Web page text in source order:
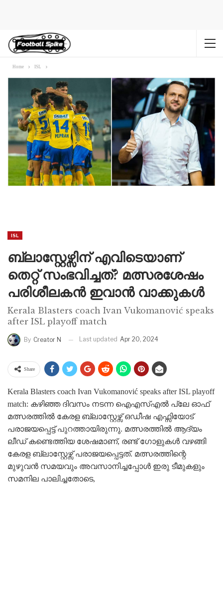
Home ISL
ISL
ബ്ലാസ്റ്റേഴ്സിന് എവിടെയാണ്
തെറ്റ് സംഭവിച്ചത്? മത്സരശേഷം
പരിശീലകൻ ഇവാൻ വാക്കുകൾ
Kerala Blasters coach Ivan Vukomanović speaks
after ISL playoff match
By Creator N Last updated Apr 20, 2024
Share
Kerala Blasters coach Ivan Vukomanović speaks after ISL playoff
match: കഴിഞ്ഞ ദിവസം നടന്ന ഐഎസ്എൽ പ്ലേ ഓഫ്
മത്സരത്തിൽ കേരള ബ്ലാസ്റ്റേഴ്സ് ഒഡീഷ എഫ്സിയോട്
പരാജയപ്പെട്ട് പുറത്തായിരുന്നു. മത്സരത്തിൽ ആദ്യം
ലീഡ് കണ്ടെത്തിയ ശേഷമാണ്, രണ്ട് ഗോളുകൾ വഴങ്ങി
കേരള ബ്ലാസ്റ്റേഴ്സ് പരാജയപ്പെട്ടത്. മത്സരത്തിന്റെ
മുഴുവൻ സമയവും അവസാനിച്ചപ്പോൾ ഇരു ടീമുകളും
സമനില പാലിച്ചതോടെ,